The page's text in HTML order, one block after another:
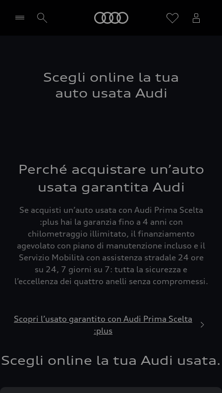
Scegli online la tua
auto usata Audi
Perché acquistare un’auto
usata garantita Audi
Se acquisti un’auto usata con Audi Prima Scelta
:plus hai la garanzia fino a 4 anni con
chilometraggio illimitato, il finanziamento
agevolato con piano di manutenzione incluso e il
Servizio Mobilità con assistenza stradale 24 ore
su 24, 7 giorni su 7: tutta la sicurezza e
l’eccellenza dei quattro anelli senza compromessi.
Scopri l’usato garantito con Audi Prima Scelta
:plus
Scegli online la tua Audi usata.